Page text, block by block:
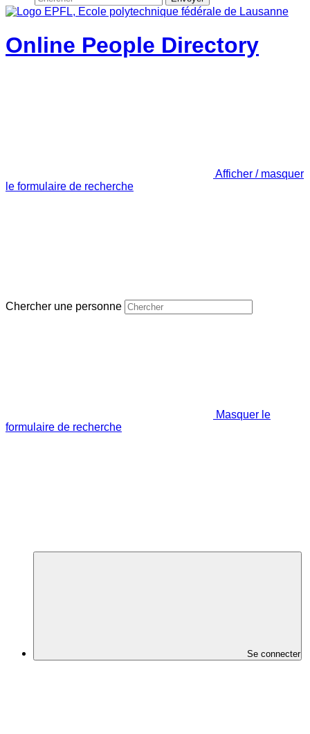
Online People Directory
Afficher / masquer
le formulaire de recherche
Chercher une personne
Masquer le
formulaire de recherche
Se connecter